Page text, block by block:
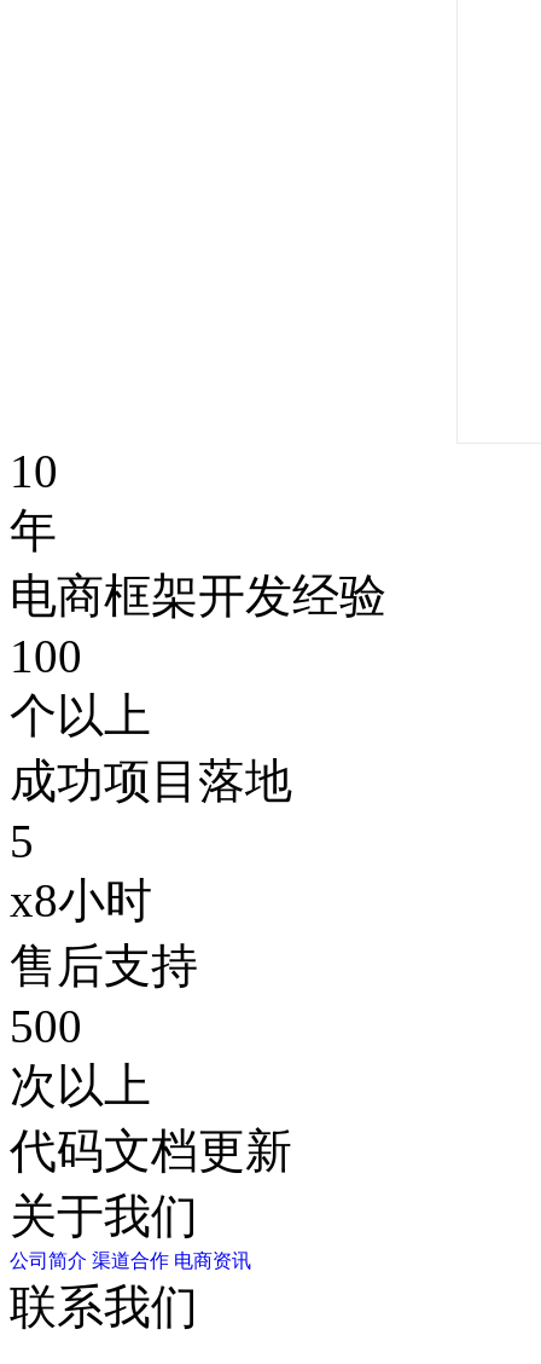
10
年
电商框架开发经验
100
个以上
成功项目落地
5
x8小时
售后支持
500
次以上
代码文档更新
关于我们
公司简介 渠道合作 电商资讯
联系我们